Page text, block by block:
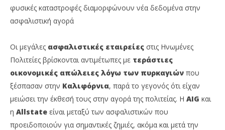
NOW VIEWING
Καλιφόρνια: Με ζημιές δισεκατομμυρίων
επιβαρύνθηκαν οι ασφαλιστικές από τις φωτιές
21
Φεβρουαρίου,
2025
Cyprus
Insurance
φυσικές καταστροφές διαμορφώνουν νέα δεδομένα στην
ασφαλιστική αγορά
Οι μεγάλες ασφαλιστικές εταιρείες στις Ηνωμένες
Πολιτείες βρίσκονται αντιμέτωπες με τεράστιες
οικονομικές απώλειες λόγω των πυρκαγιών που
ξέσπασαν στην Καλιφόρνια, παρά το γεγονός ότι είχαν
μειώσει την έκθεσή τους στην αγορά της πολιτείας. Η AIG και
η Allstate είναι μεταξύ των ασφαλιστικών που
προειδοποιούν για σημαντικές ζημιές, ακόμα και μετά την